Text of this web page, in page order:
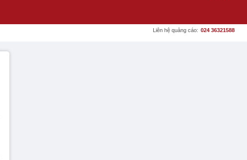
Liên hệ quảng cáo: 024 36321588